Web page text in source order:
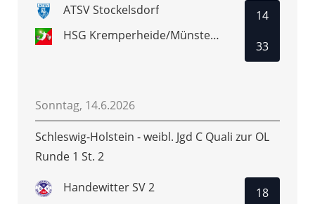
ATSV Stockelsdorf
HSG Kremperheide/Münsterdorf
14
33
Sonntag, 14.6.2026
Schleswig-Holstein - weibl. Jgd C Quali zur OL
Runde 1 St. 2
Handewitter SV 2
18